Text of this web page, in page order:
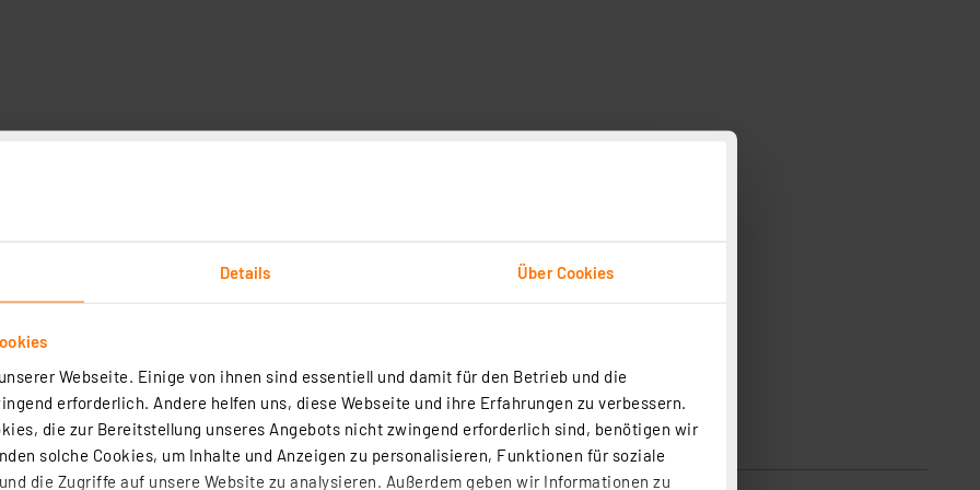
Details Über Cookies
Webseite. Einige von ihnen sind essentiell und damit für den Betrieb und die
erforderlich. Andere helfen uns, diese Webseite und ihre Erfahrungen zu verbessern.
die zur Bereitstellung unseres Angebots nicht zwingend erforderlich sind, benötigen wir
solche Cookies, um Inhalte und Anzeigen zu personalisieren, Funktionen für soziale
die Zugriffe auf unsere Website zu analysieren. Außerdem geben wir Informationen zu